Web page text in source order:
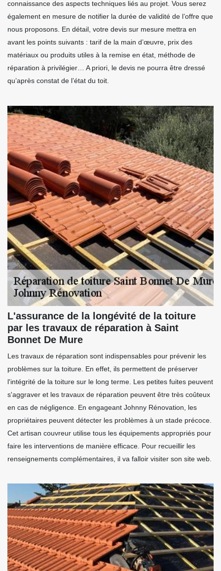
connaissance des aspects techniques liés au projet. Vous serez
également en mesure de notifier la durée de validité de l’offre que
nous proposons. En détail, votre devis sur mesure mettra en
avant les points suivants : tarif de la main d’œuvre, prix des
matériaux ou produits utiles à la remise en état, méthode de
réparation à privilégier… A priori, le devis ne pourra être dressé
qu’après constat de l’état du toit.
L'assurance de la longévité de la toiture
par les travaux de réparation à Saint
Bonnet De Mure
Les travaux de réparation sont indispensables pour prévenir les
problèmes sur la toiture. En effet, ils permettent de préserver
l'intégrité de la toiture sur le long terme. Les petites fuites peuvent
s'aggraver et les travaux de réparation peuvent être très coûteux
en cas de négligence. En engageant Johnny Rénovation, les
propriétaires peuvent détecter les problèmes à un stade précoce.
Cet artisan couvreur utilise tous les équipements appropriés pour
faire les interventions de manière efficace. Pour recueillir les
renseignements complémentaires, il va falloir visiter son site web.